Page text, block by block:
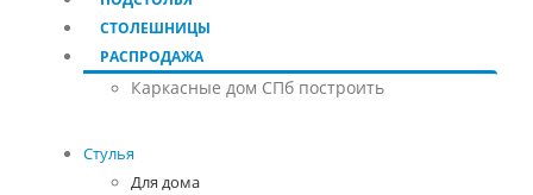
СТОЛЕШНИЦЫ
РАСПРОДАЖА
Каркасные дом СПб построить
Стулья
Для дома